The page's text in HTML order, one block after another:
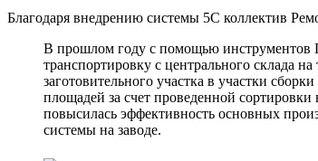
Благодаря внедрению системы 5C коллектив
В прошлом году с помощью инструментов
транспортировку с центрального склада
заготовительного участка в участки
площадей за счет проведенной
повысилась эффективность основных
системы на заводе.